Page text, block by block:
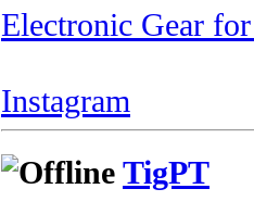
Electronic Gear
Instagram
TigPT